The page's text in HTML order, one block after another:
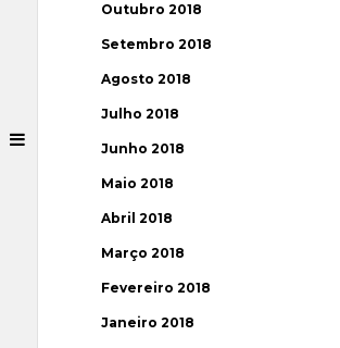
Outubro 2018
Setembro 2018
Agosto 2018
Julho 2018
Junho 2018
Maio 2018
Abril 2018
Março 2018
Fevereiro 2018
Janeiro 2018